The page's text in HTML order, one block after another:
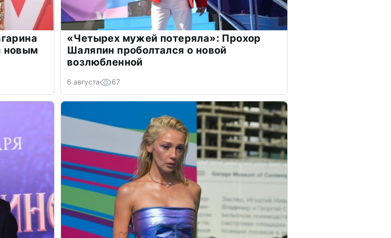
новым
«Четырех мужей потеряла»: Прохор
Шаляпин проболтался о новой
возлюбленной
6 августа 67